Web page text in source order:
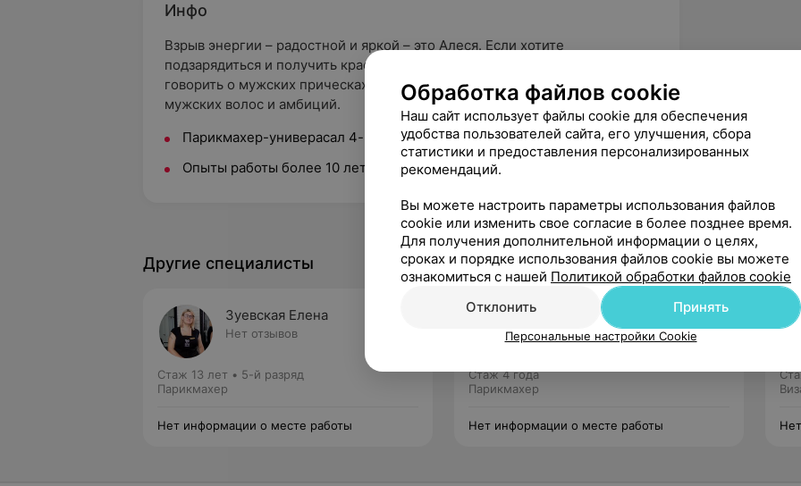
Инфо
Взрыв энергии – радостной и яркой – это Алеся. Если хотите
подзарядиться и получить красивую прическу – Вам к Алесе. А если
говорить о мужских прическах – о ней можно сказать укротительница
мужских волос и амбиций.
Парикмахер-универасал 4-го разряда
Опыты работы более 10 лет
Другие специалисты
Зуевская Елена
Нет отзывов
Стаж 13 лет • 5-й разряд
Парикмахер
Нет информации о месте работы
Сосновская Марина
Нет отзывов
Стаж 4 года
Парикмахер
Нет информации о месте работы
Обработка файлов cookie
Наш сайт использует файлы cookie для обеспечения
удобства пользователей сайта, его улучшения, сбора
статистики и предоставления персонализированных
рекомендаций.
Вы можете настроить параметры использования файлов
cookie или изменить свое согласие в более позднее время.
Для получения дополнительной информации о целях,
сроках и порядке использования файлов cookie вы можете
ознакомиться с нашей Политикой обработки файлов cookie
Отклонить
Принять
Персональные настройки Cookie